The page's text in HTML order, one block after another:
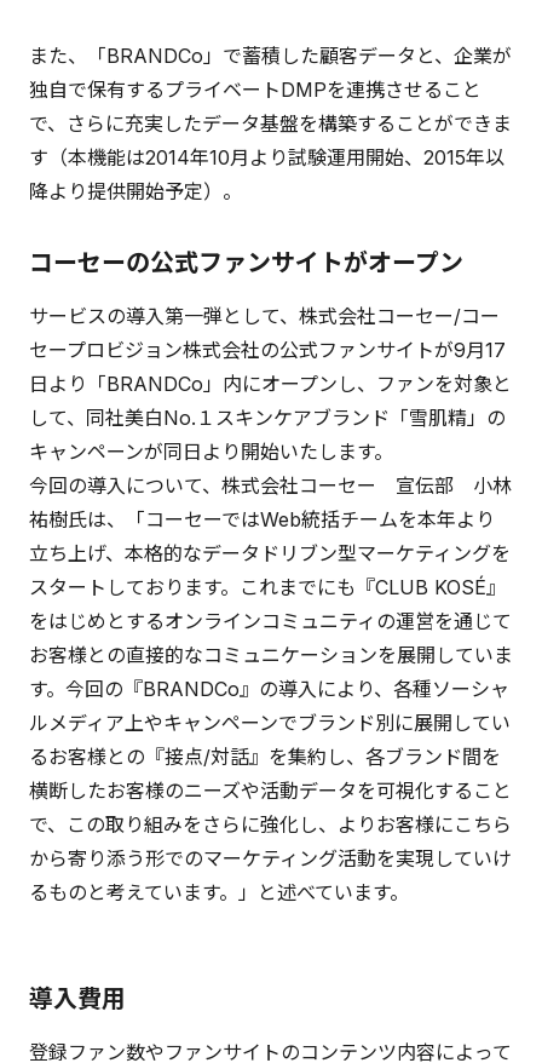
また、「BRANDCo」で蓄積した顧客データと、企業が
独自で保有するプライベートDMPを連携させること
で、さらに充実したデータ基盤を構築することができま
す（本機能は2014年10月より試験運用開始、2015年以
降より提供開始予定）。
コーセーの公式ファンサイトがオープン
サービスの導入第一弾として、株式会社コーセー/コー
セープロビジョン株式会社の公式ファンサイトが9月17
日より「BRANDCo」内にオープンし、ファンを対象と
して、同社美白No.１スキンケアブランド「雪肌精」の
キャンペーンが同日より開始いたします。
今回の導入について、株式会社コーセー 宣伝部 小林
祐樹氏は、「コーセーではWeb統括チームを本年より
立ち上げ、本格的なデータドリブン型マーケティングを
スタートしております。これまでにも『CLUB KOSÉ』
をはじめとするオンラインコミュニティの運営を通じて
お客様との直接的なコミュニケーションを展開していま
す。今回の『BRANDCo』の導入により、各種ソーシャ
ルメディア上やキャンペーンでブランド別に展開してい
るお客様との『接点/対話』を集約し、各ブランド間を
横断したお客様のニーズや活動データを可視化すること
で、この取り組みをさらに強化し、よりお客様にこちら
から寄り添う形でのマーケティング活動を実現していけ
るものと考えています。」と述べています。
導入費用
登録ファン数やファンサイトのコンテンツ内容によって